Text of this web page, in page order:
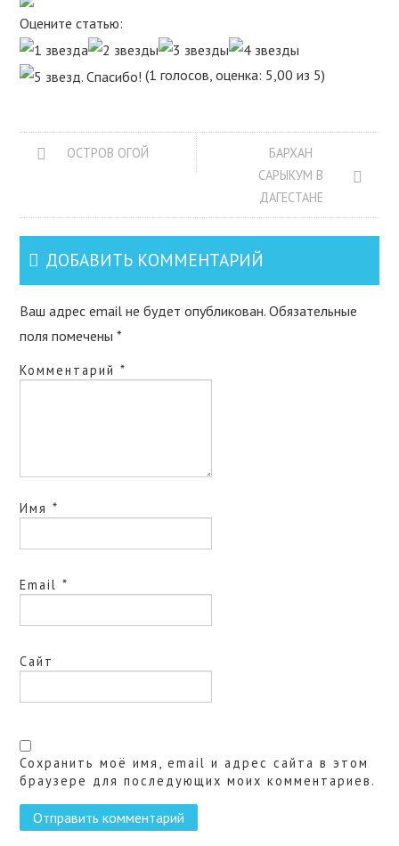
Оцените статью:
(1 голосов, оценка: 5,00 из 5)
ОСТРОВ ОГОЙ
БАРХАН
САРЫКУМ В
ДАГЕСТАНЕ
ДОБАВИТЬ КОММЕНТАРИЙ
Ваш адрес email не будет опубликован. Обязательные
поля помечены*
Комментарий*
Имя*
Email*
Сайт
Сохранить моё имя, email и адрес сайта в этом
браузере для последующих моих комментариев.